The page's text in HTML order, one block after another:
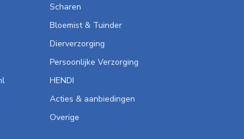
Scharen
Bloemist & Tuinder
Dierverzorging
Persoonlijke Verzorging
HENDI
Acties & aanbiedingen
Overige